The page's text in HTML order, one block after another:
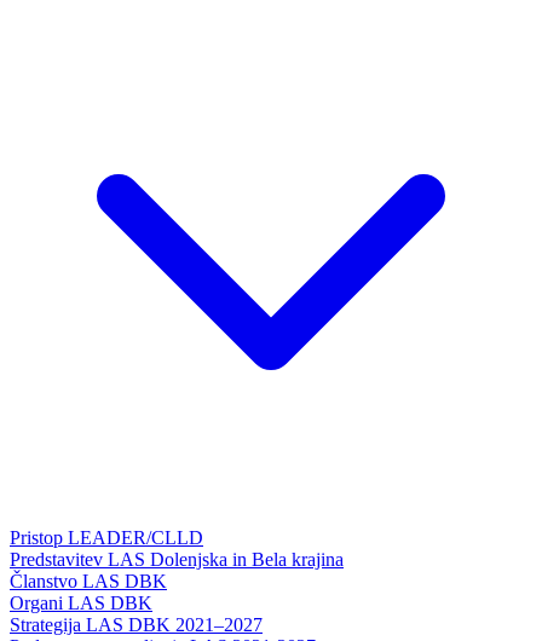
Pristop LEADER/CLLD
Predstavitev LAS Dolenjska in Bela krajina
Članstvo LAS DBK
Organi LAS DBK
Strategija LAS DBK 2021–2027